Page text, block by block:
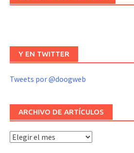
Y EN TWITTER
Tweets por @doogweb
ARCHIVO DE ARTÍCULOS
Archivo